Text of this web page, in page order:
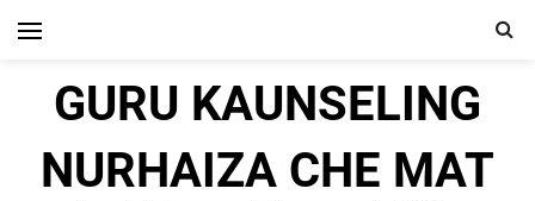
GURU KAUNSELING
NURHAIZA CHE MAT